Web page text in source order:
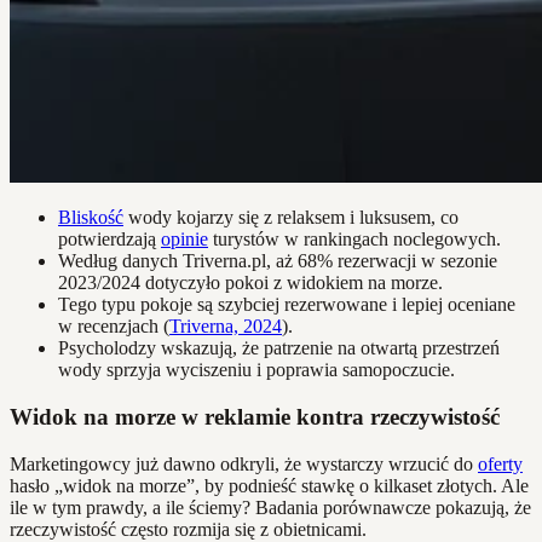
Bliskość wody kojarzy się z relaksem i luksusem, co
potwierdzają opinie turystów w rankingach noclegowych.
Według danych Triverna.pl, aż 68% rezerwacji w sezonie
2023/2024 dotyczyło pokoi z widokiem na morze.
Tego typu pokoje są szybciej rezerwowane i lepiej oceniane
w recenzjach (Triverna, 2024).
Psycholodzy wskazują, że patrzenie na otwartą przestrzeń
wody sprzyja wyciszeniu i poprawia samopoczucie.
Widok na morze w reklamie kontra rzeczywistość
Marketingowcy już dawno odkryli, że wystarczy wrzucić do oferty
hasło „widok na morze”, by podnieść stawkę o kilkaset złotych. Ale
ile w tym prawdy, a ile ściemy? Badania porównawcze pokazują, że
rzeczywistość często rozmija się z obietnicami.